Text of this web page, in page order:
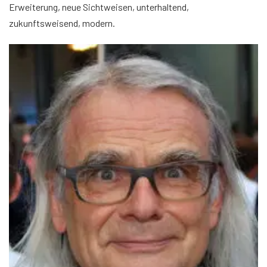
Erweiterung, neue Sichtweisen, unterhaltend,
zukunftsweisend, modern.